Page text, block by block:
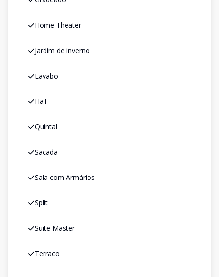
Home Theater
Jardim de inverno
Lavabo
Hall
Quintal
Sacada
Sala com Armários
Split
Suite Master
Terraco